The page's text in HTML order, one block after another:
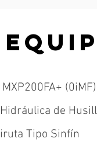
(0iMF)
de
Tipo Sinfín